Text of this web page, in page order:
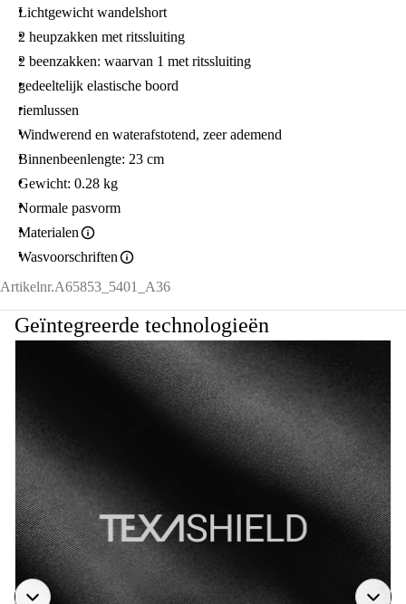
Lichtgewicht wandelshort
2 heupzakken met ritssluiting
2 beenzakken: waarvan 1 met ritssluiting
gedeeltelijk elastische boord
riemlussen
Windwerend en waterafstotend, zeer ademend
Binnenbeenlengte: 23 cm
Gewicht: 0.28 kg
Normale pasvorm
Materialen
Wasvoorschriften
Artikelnr.A65853_5401_A36
Geïntegreerde technologieën